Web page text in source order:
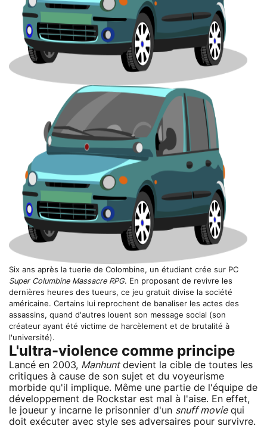
Six ans après la tuerie de Colombine, un étudiant crée sur PC
Super Columbine Massacre RPG. En proposant de revivre les
dernières heures des tueurs, ce jeu gratuit divise la société
américaine. Certains lui reprochent de banaliser les actes des
assassins, quand d'autres louent son message social (son
créateur ayant été victime de harcèlement et de brutalité à
l'université).
L'ultra-violence comme principe
Lancé en 2003, Manhuntdevient la cible de toutes les
critiques à cause de son sujet et du voyeurisme
morbide qu'il implique. Même une partie de l'équipe de
développement de Rockstar est mal à l'aise. En effet,
le joueur y incarne le prisonnier d'un snuff moviequi
doit exécuter avec style ses adversaires pour survivre.